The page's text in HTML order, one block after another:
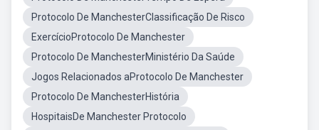
Protocolo De ManchesterClassificação De Risco
ExercícioProtocolo De Manchester
Protocolo De ManchesterMinistério Da Saúde
Jogos Relacionados aProtocolo De Manchester
Protocolo De ManchesterHistória
HospitaisDe Manchester Protocolo